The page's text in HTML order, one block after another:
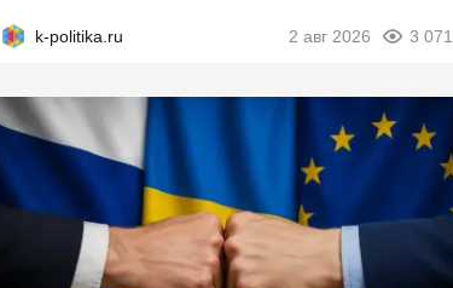
k-politika.ru 2 авг 2026 3 071